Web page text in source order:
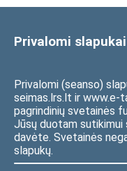
Privalomi slapukai
Privalomi (seanso)
seimas.lrs.lt ir www.e-
pagrindinių svetainės
Jūsų duotam sutikimui
davėte. Svetainės
slapukų.